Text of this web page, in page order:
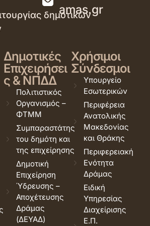
amas.gr
δημοτικών
Δημοτικές
Επιχειρήσει
ς & ΝΠΔΔ
Πολιτιστικός
Οργανισμός –
ΦΤΜΜ
Συμπαραστάτης
του δημότη και
της επιχείρησης
Δημοτική
Επιχείρηση
Ύδρευσης –
Αποχέτευσης
Δράμας
(ΔΕΥΑΔ)
Χρήσιμοι
Σύνδεσμοι
Υπουργείο
Εσωτερικών
Περιφέρεια
Ανατολικής
Μακεδονίας
και Θράκης
Περιφερειακή
Ενότητα
Δράμας
Ειδική
Υπηρεσίας
Διαχείρισης
Ε.Π.